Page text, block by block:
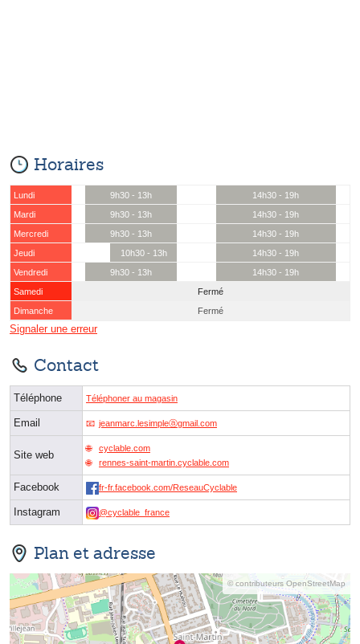
Horaires
Lundi 9h30 - 13h
14h30 - 19h
Mardi
9h30 - 13h
14h30 - 19h
Mercredi
9h30 - 13h
14h30 - 19h
Jeudi
10h30 - 13h
14h30 - 19h
Vendredi
9h30 - 13h
14h30 - 19h
Samedi
Fermé
Dimanche
Fermé
Signaler une erreur
Contact
Téléphone Téléphoner au magasin
Email jeanmarc.lesimpleⓐgmail.com
Site web
cyclable.com
rennes-saint-martin.cyclable.com
Facebook fr-fr.facebook.com/ReseauCyclable
Instagram @cyclable_france
Plan et adresse
© contributeurs OpenStreetMap